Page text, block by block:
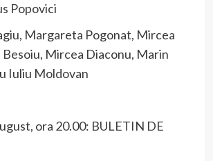
Popovici
Margareta Pogonat, Mircea
Mircea Diaconu, Marin
Iuliu Moldovan
ora 20.00: BULETIN DE